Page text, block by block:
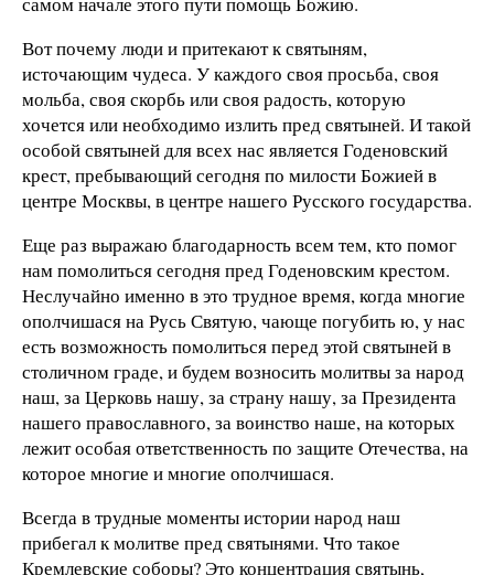
Вот почему люди и притекают к святыням,
источающим чудеса. У каждого своя просьба, своя
мольба, своя скорбь или своя радость, которую
хочется или необходимо излить пред святыней. И такой
особой святыней для всех нас является Годеновский
крест, пребывающий сегодня по милости Божией в
центре Москвы, в центре нашего Русского государства.
Еще раз выражаю благодарность всем тем, кто помог
нам помолиться сегодня пред Годеновским крестом.
Неслучайно именно в это трудное время, когда многие
ополчишася на Русь Святую, чающе погубить ю, у нас
есть возможность помолиться перед этой святыней в
столичном граде, и будем возносить молитвы за народ
наш, за Церковь нашу, за страну нашу, за Президента
нашего православного, за воинство наше, на которых
лежит особая ответственность по защите Отечества, на
которое многие и многие ополчишася.
Всегда в трудные моменты истории народ наш
прибегал к молитве пред святынями. Что такое
Кремлевские соборы? Это концентрация святынь,